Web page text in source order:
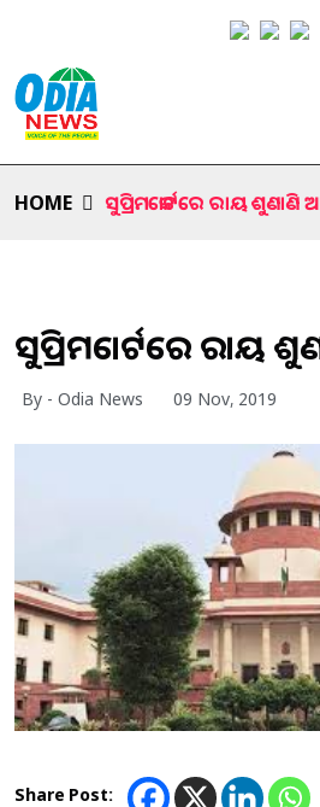
HOME ସୁପ୍ରିମକୋର୍ଟରେ ରାୟ ଶୁଣାଣି
ସୁପ୍ରିମକୋର୍ଟରେ ରାୟ
By - Odia News 09 Nov, 2019
Share Post: